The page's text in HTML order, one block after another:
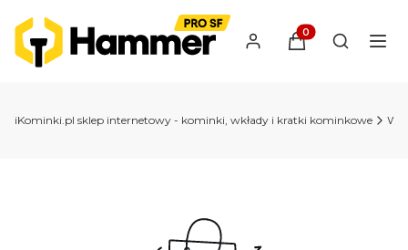
Produkty w
Otwórz
iKominki.pl sklep internetowy - kominki, wkłady i kratki kominkowe